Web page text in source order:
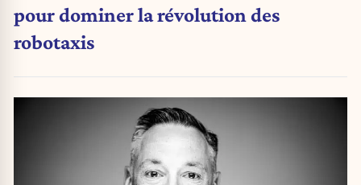
pour dominer la révolution des
robotaxis